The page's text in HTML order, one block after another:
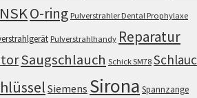
NSKO-ring Pulverstrahler Dental Prophylaxe
Pulverstrahlhandy Reparatur
Saugschlauch Schick SM78
Siemens Sirona Spannzange